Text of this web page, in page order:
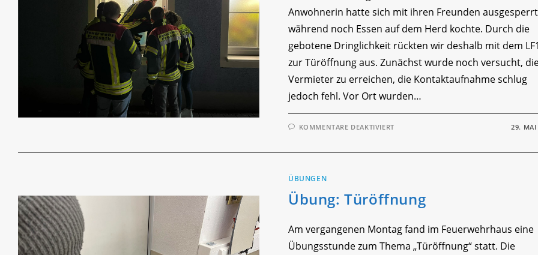
Anwohnerin hatte sich mit ihren Freunden
während noch Essen auf dem Herd kochte. Durch die
gebotene Dringlichkeit rückten wir deshalb mit dem
zur Türöffnung aus. Zunächst wurde noch versucht,
Vermieter zu erreichen, die Kontaktaufnahme schlug
jedoch fehl. Vor Ort wurden…
KOMMENTARE DEAKTIVIERTFÜR 29. MAI
ÜBUNGEN
Übung: Türöffnung
Am vergangenen Montag fand im Feuerwehrhaus eine
Übungsstunde zum Thema „Türöffnung“ statt. Die